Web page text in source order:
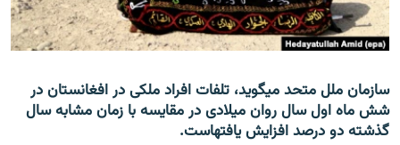
صفحه پشتو
به ما بپیوندید
سازمان ملل متحد می‎گوید، تلفات افراد ملکی در افغانستان در
شش ماه اول سال روان میلادی در مقایسه با زمان مشابه سال
گذشته دو درصد افزایش یافته‎است.